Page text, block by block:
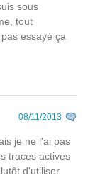
sous
tout
essayé ça
08/11/2013
je ne l'ai pas
traces actives
d'utiliser